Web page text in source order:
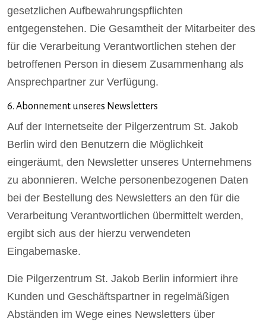
gesetzlichen Aufbewahrungspflichten
entgegenstehen. Die Gesamtheit der Mitarbeiter des
für die Verarbeitung Verantwortlichen stehen der
betroffenen Person in diesem Zusammenhang als
Ansprechpartner zur Verfügung.
6. Abonnement unseres Newsletters
Auf der Internetseite der Pilgerzentrum St. Jakob
Berlin wird den Benutzern die Möglichkeit
eingeräumt, den Newsletter unseres Unternehmens
zu abonnieren. Welche personenbezogenen Daten
bei der Bestellung des Newsletters an den für die
Verarbeitung Verantwortlichen übermittelt werden,
ergibt sich aus der hierzu verwendeten
Eingabemaske.
Die Pilgerzentrum St. Jakob Berlin informiert ihre
Kunden und Geschäftspartner in regelmäßigen
Abständen im Wege eines Newsletters über